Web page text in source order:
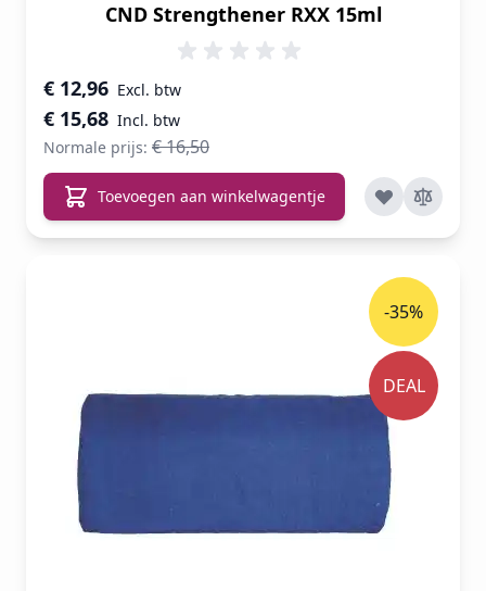
CND Strengthener RXX 15ml
Speciale prijs
€ 15,68
€ 12,96
Normale prijs: € 16,50
Toevoegen aan winkelwagentje
-35%
DEAL